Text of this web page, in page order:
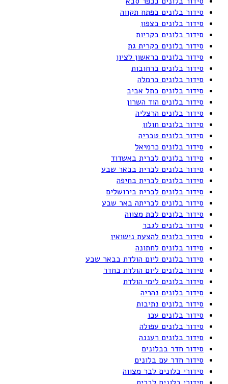
סידור בלונים בפתח תקווה
סידור בלונים בצפון
סידור בלונים בקריות
סידור בלונים בקרית גת
סידור בלונים בראשון לציון
סידור בלונים ברחובות
סידור בלונים ברמלה
סידור בלונים בתל אביב
סידור בלונים הוד השרון
סידור בלונים הרצליה
סידור בלונים חולון
סידור בלונים טבריה
סידור בלונים כרמיאל
סידור בלונים לברית באשדוד
סידור בלונים לברית בבאר שבע
סידור בלונים לברית בחיפה
סידור בלונים לברית בירושלים
סידור בלונים לבריתה באר שבע
סידור בלונים לבת מצווה
סידור בלונים לגבר
סידור בלונים להצעת נישואין
סידור בלונים לחתונה
סידור בלונים ליום הולדת בבאר שבע
סידור בלונים ליום הולדת בחדר
סידור בלונים לימי הולדת
סידור בלונים נהריה
סידור בלונים נתיבות
סידור בלונים עכו
סידור בלונים עפולה
סידור בלונים רעננה
סידור חדר בבלונים
סידור חדר עם בלונים
סידורי בלונים לבר מצווה